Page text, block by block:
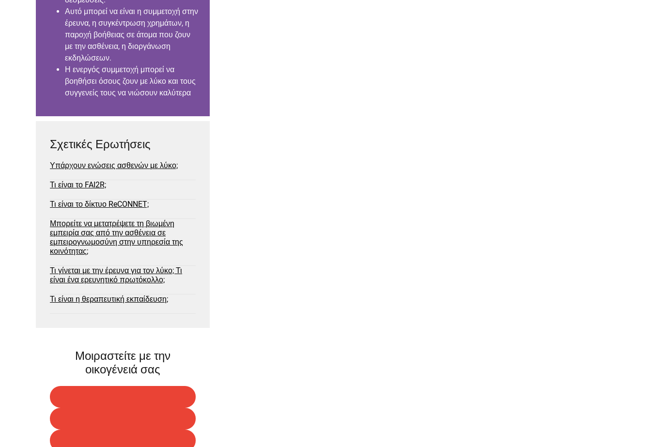
Αυτό μπορεί να είναι η συμμετοχή στην
έρευνα, η συγκέντρωση χρημάτων, η
παροχή βοήθειας σε άτομα που ζουν
με την ασθένεια, η διοργάνωση
εκδηλώσεων.
Η ενεργός συμμετοχή μπορεί να
βοηθήσει όσους ζουν με λύκο και τους
συγγενείς τους να νιώσουν καλύτερα
Σχετικές Ερωτήσεις
Υπάρχουν ενώσεις ασθενών με λύκο;
Τι είναι το FAI2R;
Τι είναι το δίκτυο ReCONNET;
Μπορείτε να μετατρέψετε τη βιωμένη
εμπειρία σας από την ασθένεια σε
εμπειρογνωμοσύνη στην υπηρεσία της
κοινότητας;
Τι γίνεται με την έρευνα για τον λύκο; Τι
είναι ένα ερευνητικό πρωτόκολλο;
Τι είναι η θεραπευτική εκπαίδευση;
Μοιραστείτε με την
οικογένειά σας